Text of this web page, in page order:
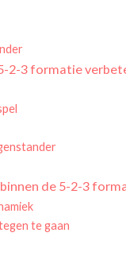
2-3 formatie
de 5-2-3
te gaan